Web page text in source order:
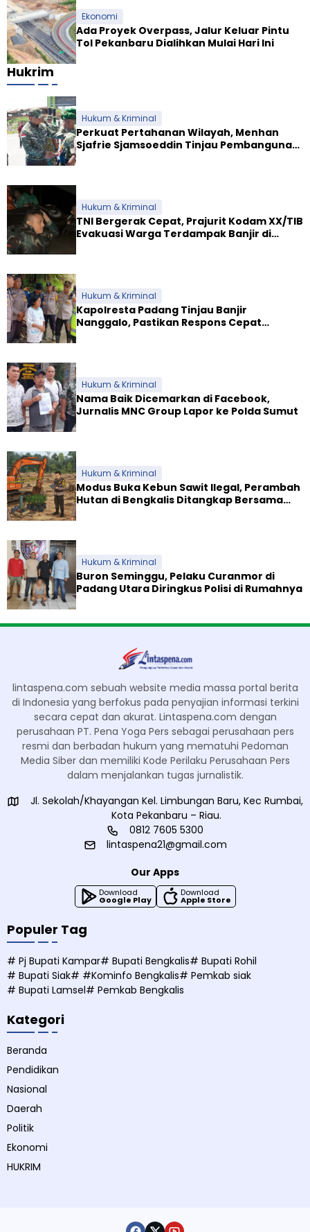
Ekonomi
Ada Proyek Overpass, Jalur Keluar Pintu
Tol Pekanbaru Dialihkan Mulai Hari Ini
Hukrim
Hukum & Kriminal
Perkuat Pertahanan Wilayah, Menhan
Sjafrie Sjamsoeddin Tinjau Pembangunan
Hukum & Kriminal
TNI Bergerak Cepat, Prajurit Kodam XX/TIB
Evakuasi Warga Terdampak Banjir di
Hukum & Kriminal
Kapolresta Padang Tinjau Banjir
Nanggalo, Pastikan Respons Cepat
Hukum & Kriminal
Nama Baik Dicemarkan di Facebook,
Jurnalis MNC Group Lapor ke Polda Sumut
Hukum & Kriminal
Modus Buka Kebun Sawit Ilegal, Perambah
Hutan di Bengkalis Ditangkap Bersama
Hukum & Kriminal
Buron Seminggu, Pelaku Curanmor di
Padang Utara Diringkus Polisi di Rumahnya
lintaspena.com sebuah website media massa portal berita
di Indonesia yang berfokus pada penyajian informasi terkini
secara cepat dan akurat. Lintaspena.com dengan
perusahaan PT. Pena Yoga Pers sebagai perusahaan pers
resmi dan berbadan hukum yang mematuhi Pedoman
Media Siber dan memiliki Kode Perilaku Perusahaan Pers
dalam menjalankan tugas jurnalistik.
Jl. Sekolah/Khayangan Kel. Limbungan Baru, Kec Rumbai,
Kota Pekanbaru – Riau.
0812 7605 5300
lintaspena21@gmail.com
Our Apps
Download
Google Play
Download
Apple Store
Populer Tag
# Pj Bupati Kampar# Bupati Bengkalis# Bupati Rohil
# Bupati Siak# #Kominfo Bengkalis# Pemkab siak
# Bupati Lamsel# Pemkab Bengkalis
Kategori
Beranda
Pendidikan
Nasional
Daerah
Politik
Ekonomi
HUKRIM